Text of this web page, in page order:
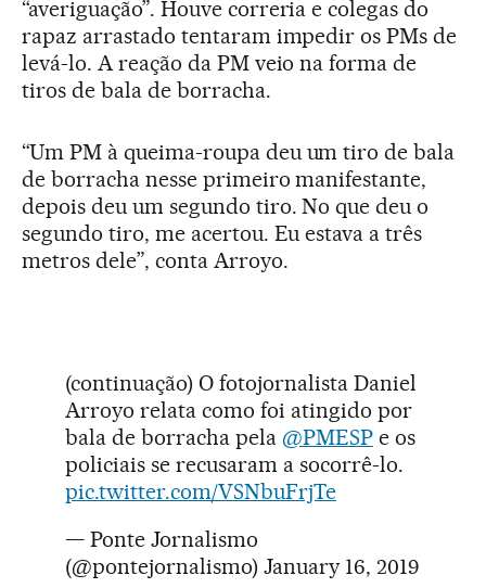
“averiguação”. Houve correria e colegas do
rapaz arrastado tentaram impedir os PMs de
levá-lo. A reação da PM veio na forma de
tiros de bala de borracha.
“Um PM à queima-roupa deu um tiro de bala
de borracha nesse primeiro manifestante,
depois deu um segundo tiro. No que deu o
segundo tiro, me acertou. Eu estava a três
metros dele”, conta Arroyo.
(continuação) O fotojornalista Daniel
Arroyo relata como foi atingido por
bala de borracha pela @PMESP e os
policiais se recusaram a socorrê-lo.
pic.twitter.com/VSNbuFrjTe
— Ponte Jornalismo
(@pontejornalismo) January 16, 2019